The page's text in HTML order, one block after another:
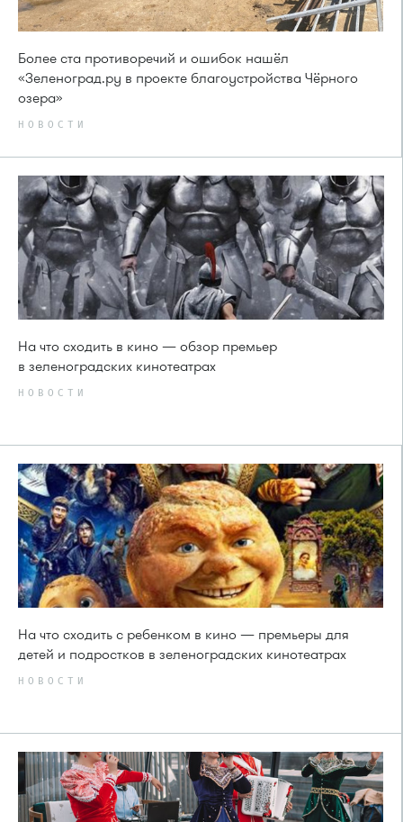
Более ста противоречий и ошибок нашёл
«Зеленоград.ру в проекте благоустройства Чёрного
озера»
НОВОСТИ
На что сходить в кино — обзор премьер
в зеленоградских кинотеатрах
НОВОСТИ
На что сходить с ребенком в кино — премьеры для
детей и подростков в зеленоградских кинотеатрах
НОВОСТИ